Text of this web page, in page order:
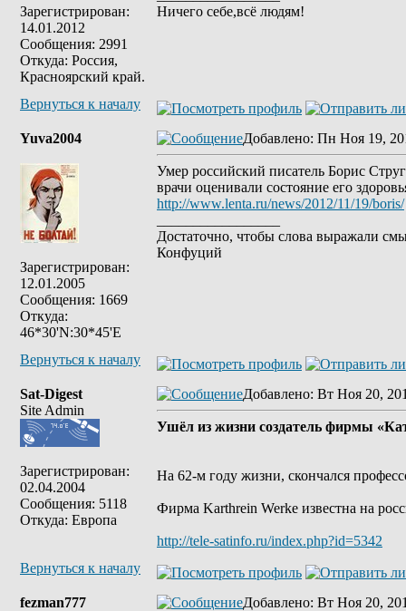
Зарегистрирован:
14.01.2012
Сообщения: 2991
Откуда: Россия,
Красноярский край.
Ничего себе,всё людям!
Вернуться к началу
Yuva2004
Зарегистрирован:
12.01.2005
Сообщения: 1669
Откуда:
46*30'N:30*45'E
Добавлено: Пн Ноя 19,
Умер российский писатель Борис
врачи оценивали состояние его
http://www.lenta.ru/news/2012/11/19/boris/
Достаточно, чтобы слова выражали
Конфуций
Вернуться к началу
Sat-Digest
Site Admin
Зарегистрирован:
02.04.2004
Сообщения: 5118
Откуда: Европа
Добавлено: Вт Ноя 20,
Ушёл из жизни создатель фирмы
На 62-м году жизни, скончался
Фирма Karthrein Werke известна на
http://tele-satinfo.ru/index.php?id=5342
Вернуться к началу
fezman777 Добавлено: Вт Ноя 20,